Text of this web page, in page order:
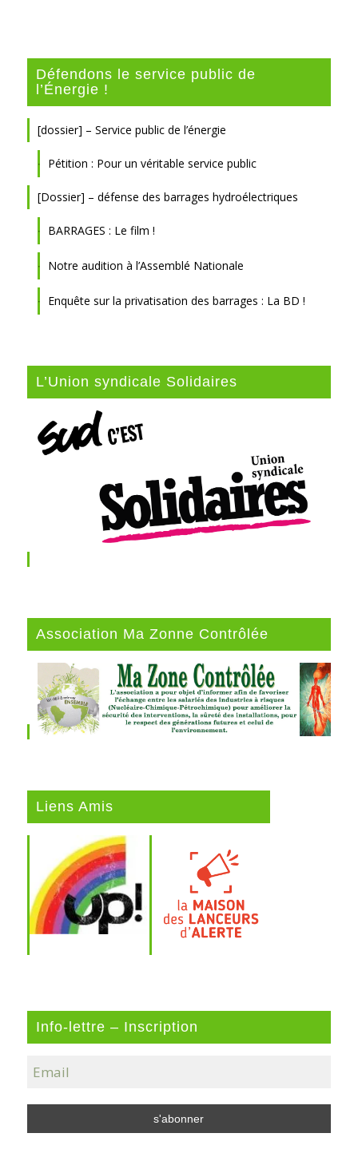
Défendons le service public de
l’Énergie !
[dossier] – Service public de l’énergie
Pétition : Pour un véritable service public
[Dossier] – défense des barrages hydroélectriques
BARRAGES : Le film !
Notre audition à l’Assemblé Nationale
Enquête sur la privatisation des barrages : La BD !
L’Union syndicale Solidaires
Association Ma Zonne Contrôlée
Liens Amis
Info-lettre – Inscription